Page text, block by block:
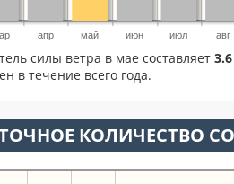
апр май июн июл авг
силы ветра в мае составляет
в течение всего года.
КОЛИЧЕСТВО